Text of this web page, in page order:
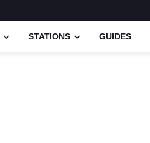
STATIONS GUIDES